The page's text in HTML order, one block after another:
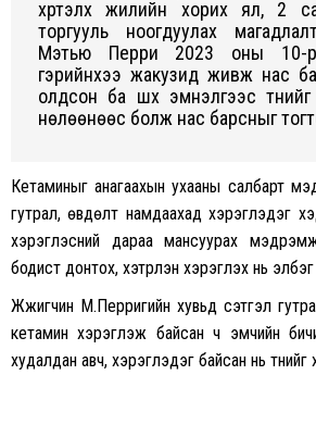
хүртэлх жилийн хорих ял, 2
торгууль ноогдуулах
Мэтью Перри 2023 оны 10-
гэрийнхээ жакузид живж нас
олдсон ба шүүх эмнэлгээс
нөлөөнөөс болж нас барсныг
Кетаминыг анагаахын ухааны салбарт
гутрал, өвдөлт намдаахад хэрэглэдэг
хэрэглэсний дараа мансуурах
бодист донтох, хэтрүүлэн хэрэглэх нь
Жүжигчин М.Перригийн хувьд сэтгэл
кетамин хэрэглэж байсан ч эмчийн
худалдан авч, хэрэглэдэг байсан нь түүнийг